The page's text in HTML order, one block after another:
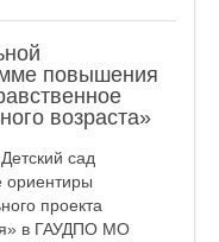
повышения
возраста»
сад
ориентиры
проекта
в ГАУДПО МО